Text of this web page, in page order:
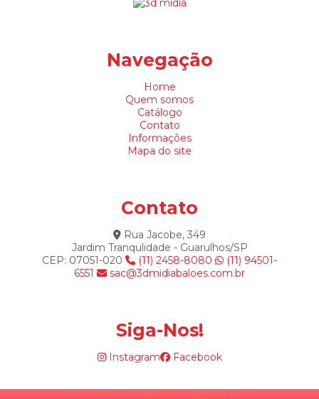
Navegação
Home
Quem somos
Catálogo
Contato
Informações
Mapa do site
Contato
Rua Jacobe, 349
Jardim Tranqulidade - Guarulhos/SP
CEP: 07051-020
(11) 2458-8080
(11) 94501-
6551
sac@3dmidiabaloes.com.br
Siga-Nos!
Instagram Facebook